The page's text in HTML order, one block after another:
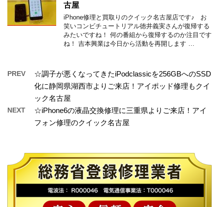
古屋
iPhone修理と買取りのクイック名古屋店です♪ お
笑いコンビチュートリアル徳井義実さんが復帰する
みたいですね！ 何の番組から復帰するのか注目です
ね！ 吉本興業は今日から活動を再開します …
PREV
☆調子が悪くなってきたiPodclassicを256GBへのSSD
化に静岡県湖西市よりご来店！アイポッド修理もクイ
ック名古屋
NEXT
☆iPhone6の液晶交換修理に三重県よりご来店！アイ
フォン修理のクイック名古屋